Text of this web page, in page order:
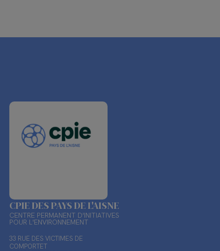
CPIE DES PAYS DE L'AISNE
CENTRE PERMANENT D'INITIATIVES
POUR L'ENVIRONNEMENT
33 RUE DES VICTIMES DE
COMPORTET